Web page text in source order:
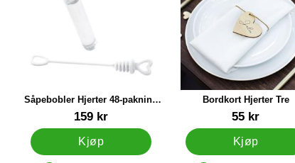
Såpebobler Hjerter 48-pakning
Hvite
Varenummer 28765
159 kr
Kjøp
Bordkort Hjerter Tre
Varenummer 28671
55 kr
Kjøp